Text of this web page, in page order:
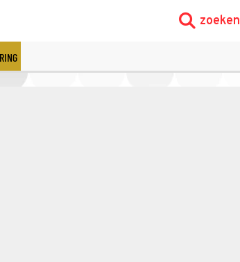
zoeken